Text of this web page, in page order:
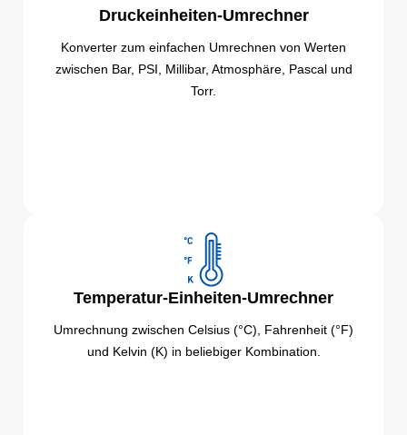
Druckeinheiten-Umrechner
Konverter zum einfachen Umrechnen von Werten
zwischen Bar, PSI, Millibar, Atmosphäre, Pascal und
Torr.
Temperatur-Einheiten-Umrechner
Umrechnung zwischen Celsius (°C), Fahrenheit (°F)
und Kelvin (K) in beliebiger Kombination.